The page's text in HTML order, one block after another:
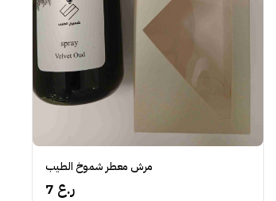
مرش معطر شموخ الطيب
7 ر.ع